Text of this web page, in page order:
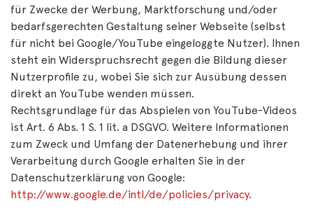
für Zwecke der Werbung, Marktforschung und/oder
bedarfsgerechten Gestaltung seiner Webseite (selbst
für nicht bei Google/YouTube eingeloggte Nutzer). Ihnen
steht ein Widerspruchsrecht gegen die Bildung dieser
Nutzerprofile zu, wobei Sie sich zur Ausübung dessen
direkt an YouTube wenden müssen.
Rechtsgrundlage für das Abspielen von YouTube-Videos
ist Art. 6 Abs. 1 S. 1 lit. a DSGVO. Weitere Informationen
zum Zweck und Umfang der Datenerhebung und ihrer
Verarbeitung durch Google erhalten Sie in der
Datenschutzerklärung von Google:
http://www.google.de/intl/de/policies/privacy.